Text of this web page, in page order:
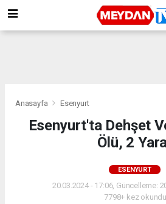
Anasayfa Esenyurt
Esenyurt'ta Dehşet
Ölü, 2
ESENYURT
20.03.2024 - 17:06, Güncelleme:
7798+ kez okundu.